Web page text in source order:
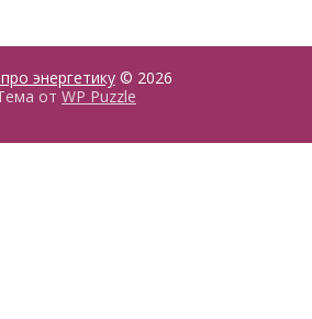
энергетику© 2026
от WP Puzzle